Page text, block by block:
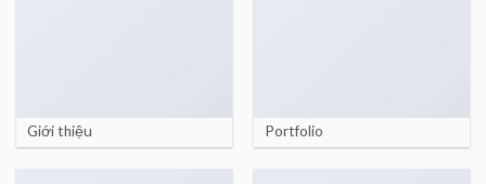
Giới thiệu Portfolio